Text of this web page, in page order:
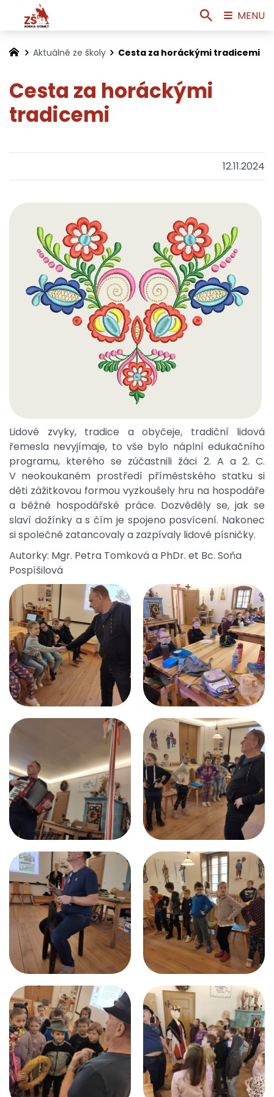
Aktuálně ze školy Cesta za horáckými tradicemi
Cesta za horáckými
tradicemi
12.11.2024
Lidové zvyky, tradice a obyčeje, tradiční lidová
řemesla nevyjímaje, to vše bylo náplní edukačního
programu, kterého se zúčastnili žáci 2. A a 2. C.
V neokoukaném prostředí příměstského statku si
děti zážitkovou formou vyzkoušely hru na hospodáře
a běžné hospodářské práce. Dozvěděly se, jak se
slaví dožínky a s čím je spojeno posvícení. Nakonec
si společně zatancovaly a zazpívaly lidové písničky.
Autorky: Mgr. Petra Tomková a PhDr. et Bc. Soňa
Pospíšilová
MENU